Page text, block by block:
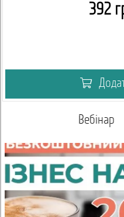
392
Умови